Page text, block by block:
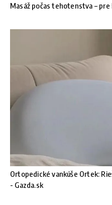
Masáž počas tehotenstva – pre
Ortopedické vankúše Ortek:
- Gazda.sk